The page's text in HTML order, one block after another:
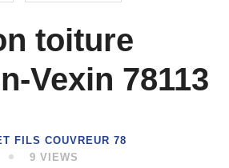
toiture
Vexin 78113
FILS COUVREUR 78
9 VIEWS